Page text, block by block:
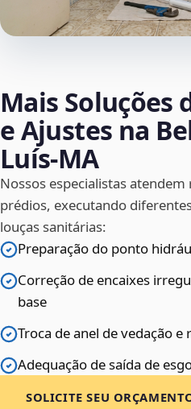
Mais Soluções
e Ajustes na
Luís‑MA
Nossos especialistas
prédios, executando
louças sanitárias:
Preparação do ponto
Correção de encaixes
base
Troca de anel de vedação
Adequação de saída de
SOLICITE SEU